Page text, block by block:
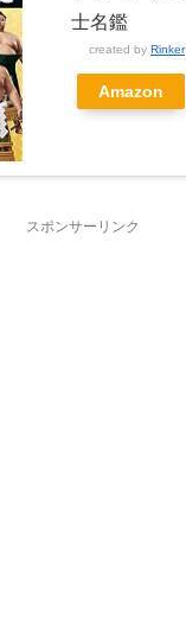
士名鑑
created by Rinker
Amazon
スポンサーリンク